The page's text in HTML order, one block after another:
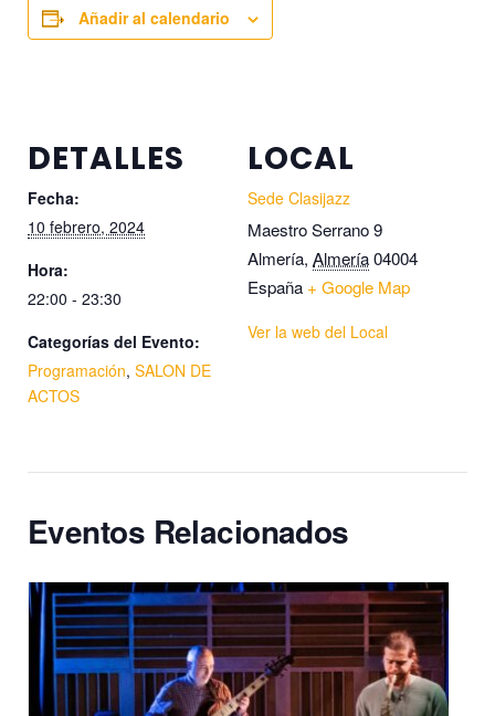
Añadir al calendario
DETALLES
Fecha:
10 febrero, 2024
Hora:
22:00 - 23:30
Categorías del Evento:
Programación, SALON DE
ACTOS
LOCAL
Sede Clasijazz
Maestro Serrano 9
Almería, Almería04004
España + Google Map
Ver la web del Local
Eventos Relacionados